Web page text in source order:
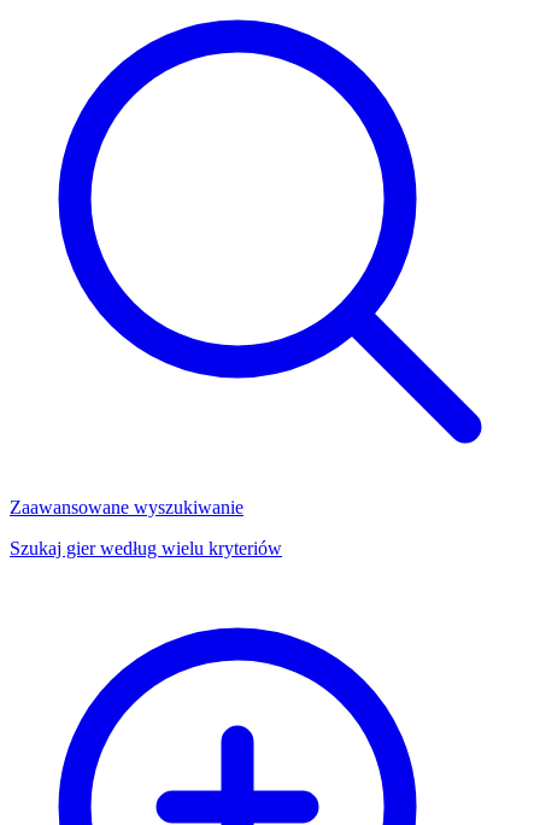
Zaawansowane wyszukiwanie
Szukaj gier według wielu kryteriów